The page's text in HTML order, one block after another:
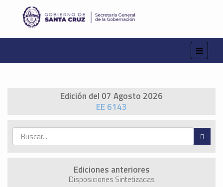
Edición del 07 Agosto 2026
EE 6143
Ediciones anteriores
Disposiciones Sintetizadas